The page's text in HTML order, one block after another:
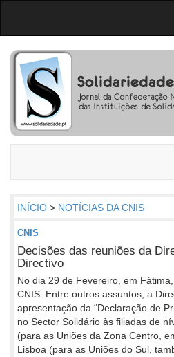
INÍCIO > NOTÍCIAS DA CNIS
CNIS
Decisões das reuniões da
Directivo
No dia 29 de Fevereiro, em
CNIS. Entre outros assuntos, a
apresentação da “Declaração de
no Sector Solidário às filiadas de
(para as Uniões da Zona Centro,
Lisboa (para as Uniões do Sul,